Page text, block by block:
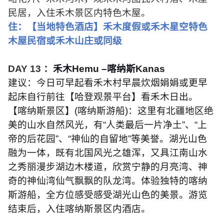
民居，入住禾木景区内特色木屋。
住：【当地特色酒店】禾木度假或禾木星空特色
木屋民宿或禾木山庄或同级
DAY 13 ： 禾木Hemu –喀纳斯Kanas
建议：今日可早起看禾木村早晨炊烟娟娟或更早
起床自行前往【哈登观景平台】看禾木日出。
【喀纳斯景区】 (喀纳斯游船)：这里有北疆地区绝
美的山水自然风光，有“人类最后一片净土”、“上
帝的后花园”、“神仙的自留地”等美誉。湖光山色
融为一体，既有北国风光之雄浑，又具江南山水
之秀丽漫步湖边木楼道，欣赏宁静的月亮湾、神
奇的神仙湾仙气飘飘的队龙湾。体验独特的喀纳
斯游船，全方位感受感受湖光山色的美景。游览
结束后，入住喀纳斯景区内酒店。